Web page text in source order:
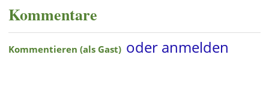
Kommentare